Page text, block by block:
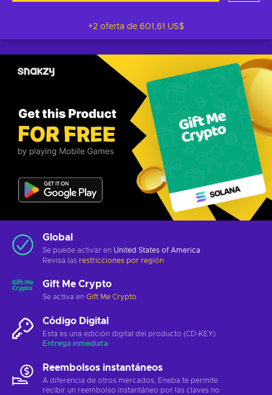
+2 oferta de 601,61 US$
Global
Se puede activar en United States of America
Revisa las restricciones por región
Gift Me Crypto
Se activa en Gift Me Crypto
Código Digital
Esta es una edición digital del producto (CD-KEY)
Entrega inmediata
Reembolsos instantáneos
A diferencia de otros mercados, Eneba te permite
recibir un reembolso instantáneo por las claves no